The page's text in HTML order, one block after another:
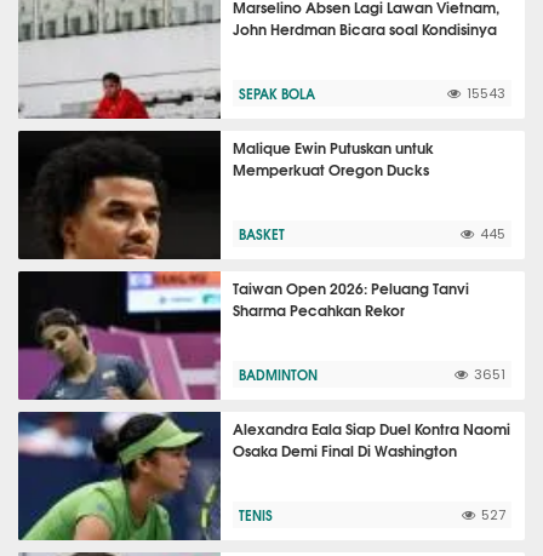
Marselino Absen Lagi Lawan Vietnam,
John Herdman Bicara soal Kondisinya
SEPAK BOLA 15543
Malique Ewin Putuskan untuk
Memperkuat Oregon Ducks
BASKET 445
Taiwan Open 2026: Peluang Tanvi
Sharma Pecahkan Rekor
BADMINTON 3651
Alexandra Eala Siap Duel Kontra Naomi
Osaka Demi Final Di Washington
TENIS 527